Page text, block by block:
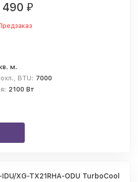
490 ₽
м.
BTU: 7000
2100 Вт
XG-TX21RHA-ODU TurboCool